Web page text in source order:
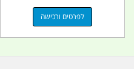
לפרטים ורכישה